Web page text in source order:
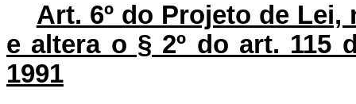
Art. 6º do Projeto de
e altera o § 2º do art. 115
1991